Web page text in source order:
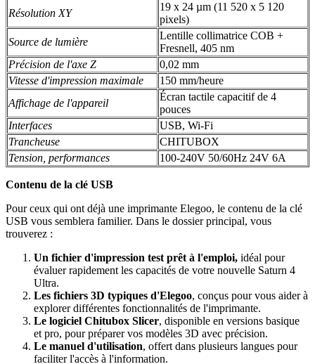
Résolution XY
19 x 24 µm (11 520 x 5 120
pixels)
Source de lumière
Lentille collimatrice COB +
Fresnell, 405 nm
Précision de l'axe Z
0,02 mm
Vitesse d'impression maximale
150 mm/heure
Affichage de l'appareil
Écran tactile capacitif de 4
pouces
Interfaces
USB, Wi-Fi
Trancheuse
CHITUBOX
Tension, performances
100-240V 50/60Hz 24V 6A
Contenu de la clé USB
Pour ceux qui ont déjà une imprimante Elegoo, le contenu de la clé
USB vous semblera familier. Dans le dossier principal, vous
trouverez :
Un fichier d'impression test prêt à l'emploi, idéal pour
évaluer rapidement les capacités de votre nouvelle Saturn 4
Ultra.
Les fichiers 3D typiques d'Elegoo, conçus pour vous aider à
explorer différentes fonctionnalités de l'imprimante.
Le logiciel Chitubox Slicer, disponible en versions basique
et pro, pour préparer vos modèles 3D avec précision.
Le manuel d'utilisation, offert dans plusieurs langues pour
faciliter l'accès à l'information.